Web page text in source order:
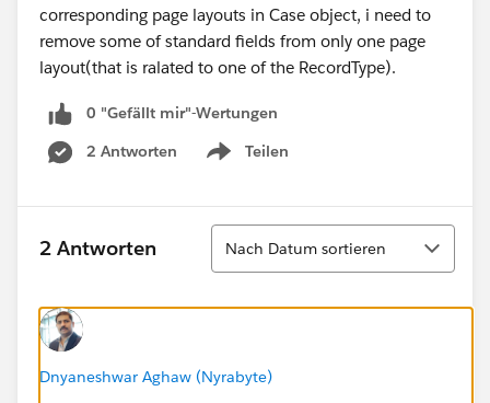
corresponding page layouts in Case object, i need to
remove some of standard fields from only one page
layout(that is ralated to one of the RecordType).
0 "Gefällt mir"-Wertungen
2 Antworten
Teilen
Show menu
2 Antworten
Sortieren
Nach Datum sortieren
Dnyaneshwar Aghaw (Nyrabyte)